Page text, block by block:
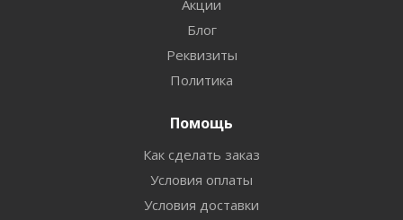
Акции
Блог
Реквизиты
Политика
Помощь
Как сделать заказ
Условия оплаты
Условия доставки